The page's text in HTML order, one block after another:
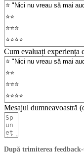
Cum evaluați experiența
Mesajul dumneavoastră
După trimiterea